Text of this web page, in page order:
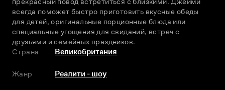
всегда поможет быстро приготовить вкусные обеды
для детей, оригинальные порционные блюда или
специальные угощения для свиданий, встреч с
друзьями и семейных праздников.
Страна
Великобритания
Жанр Реалити - шоу